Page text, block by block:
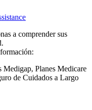
a comprender sus
Medigap, Planes Medicare
de Cuidados a Largo